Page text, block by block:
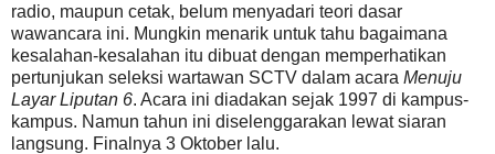
radio, maupun cetak, belum menyadari teori dasar
wawancara ini. Mungkin menarik untuk tahu bagaimana
kesalahan-kesalahan itu dibuat dengan memperhatikan
pertunjukan seleksi wartawan SCTV dalam acara Menuju
Layar Liputan 6. Acara ini diadakan sejak 1997 di kampus-
kampus. Namun tahun ini diselenggarakan lewat siaran
langsung. Finalnya 3 Oktober lalu.